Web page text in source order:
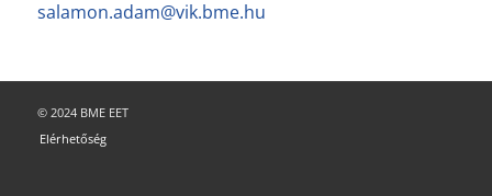
salamon.adam@vik.bme.hu
© 2024 BME EET
Elérhetőség